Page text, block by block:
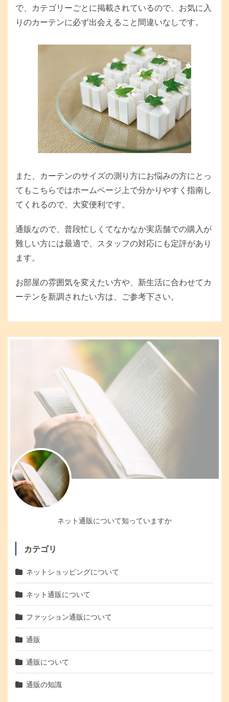
で、カテゴリーごとに掲載されているので、お気に入
りのカーテンに必ず出会えること間違いなしです。
また、カーテンのサイズの測り方にお悩みの方にとっ
てもこちらではホームページ上で分かりやすく指南し
てくれるので、大変便利です。
通販なので、普段忙しくてなかなか実店舗での購入が
難しい方には最適で、スタッフの対応にも定評があり
ます。
お部屋の雰囲気を変えたい方や、新生活に合わせてカ
ーテンを新調されたい方は、ご参考下さい。
ネット通販について知っていますか
カテゴリ
ネットショッピングについて
ネット通販について
ファッション通販について
通販
通販について
通販の知識